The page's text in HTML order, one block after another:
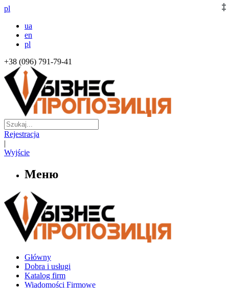
pl
ua
en
pl
+38 (096) 791-79-41
Rejestracja
|
Wyjście
Меню
Główny
Dobra i usługi
Katalog firm
Wiadomości Firmowe